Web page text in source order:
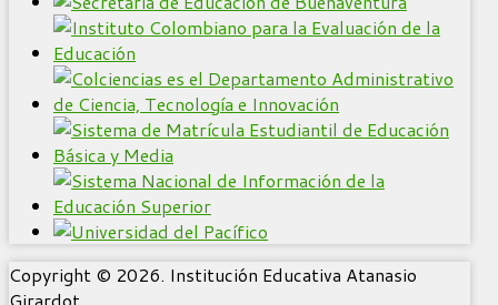
Copyright © 2026. Institución Educativa Atanasio